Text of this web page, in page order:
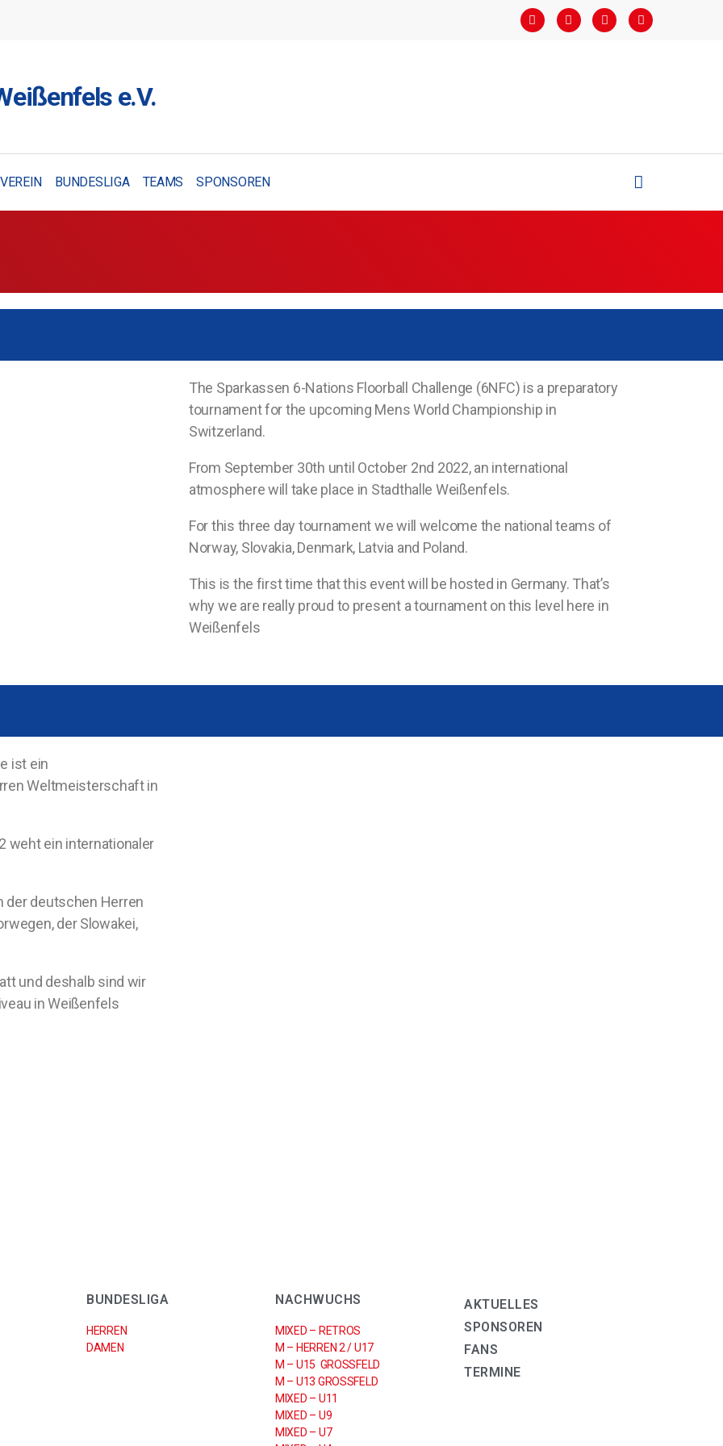
e.V.
VEREIN BUNDESLIGA TEAMS SPONSOREN
The Sparkassen 6-Nations Floorball Challenge (6NFC) is a preparatory
tournament for the upcoming Mens World Championship in
Switzerland.
From September 30th until October 2nd 2022, an international
atmosphere will take place in Stadthalle Weißenfels.
For this three day tournament we will welcome the national teams of
Norway, Slovakia, Denmark, Latvia and Poland.
This is the first time that this event will be hosted in Germany. That’s
why we are really proud to present a tournament on this level here in
Weißenfels
ist ein
Weltmeisterschaft in
weht ein internationaler
der deutschen Herren
der Slowakei,
und deshalb sind wir
in Weißenfels
BUNDESLIGA
HERREN
DAMEN
NACHWUCHS
MIXED – RETROS
M – HERREN 2 / U17
M – U15 GROSSFELD
M – U13 GROSSFELD
MIXED – U11
MIXED – U9
MIXED – U7
AKTUELLES
SPONSOREN
FANS
TERMINE